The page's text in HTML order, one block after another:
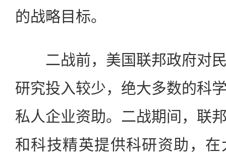
的战略目标。
二战前，美国联邦政府对民
研究投入较少，绝大多数的科
私人企业资助。二战期间，联
和科技精英提供科研资助，